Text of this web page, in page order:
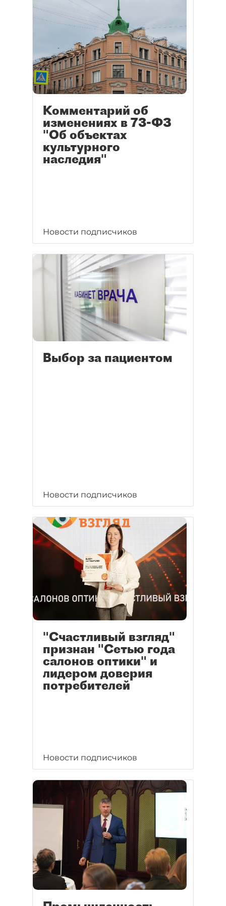
Комментарий об
изменениях в 73-ФЗ
"Об объектах
культурного
наследия"
Новости подписчиков
Выбор за пациентом
Новости подписчиков
"Счастливый взгляд"
признан "Сетью года
салонов оптики" и
лидером доверия
потребителей
Новости подписчиков